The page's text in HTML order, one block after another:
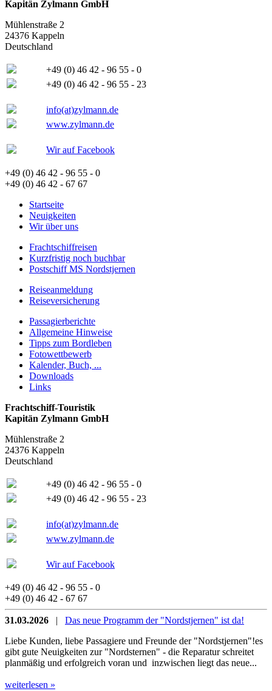
Kapitän Zylmann GmbH
Mühlenstraße 2
24376 Kappeln
Deutschland
+49 (0) 46 42 - 96 55 - 0
+49 (0) 46 42 - 96 55 - 23
info(at)zylmann.de
www.zylmann.de
Wir auf Facebook
+49 (0) 46 42 - 96 55 - 0
+49 (0) 46 42 - 67 67
Startseite
Neuigkeiten
Wir über uns
Frachtschiffreisen
Kurzfristig noch buchbar
Postschiff MS Nordstjernen
Reiseanmeldung
Reiseversicherung
Passagierberichte
Allgemeine Hinweise
Tipps zum Bordleben
Fotowettbewerb
Kalender, Buch, ...
Downloads
Links
Frachtschiff-Touristik
Kapitän Zylmann GmbH
Mühlenstraße 2
24376 Kappeln
Deutschland
+49 (0) 46 42 - 96 55 - 0
+49 (0) 46 42 - 96 55 - 23
info(at)zylmann.de
www.zylmann.de
Wir auf Facebook
+49 (0) 46 42 - 96 55 - 0
+49 (0) 46 42 - 67 67
31.03.2026 | Das neue Programm der "Nordstjernen" ist da!
Liebe Kunden, liebe Passagiere und Freunde der "Nordstjernen"!es
gibt gute Neuigkeiten zur "Nordsternen" - die Reparatur schreitet
planmäßig und erfolgreich voran und inzwischen liegt das neue...
weiterlesen »